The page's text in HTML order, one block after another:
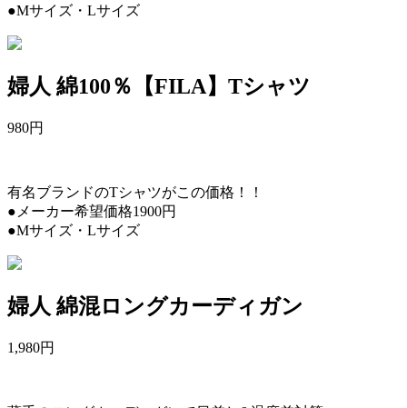
●Mサイズ・Lサイズ
婦人 綿100％【FILA】Tシャツ
980円
有名ブランドのTシャツがこの価格！！
●メーカー希望価格1900円
●Mサイズ・Lサイズ
婦人 綿混ロングカーディガン
1,980円